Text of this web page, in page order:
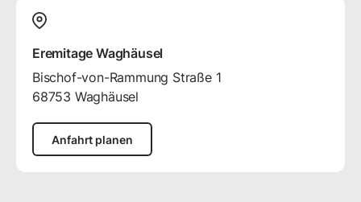
Eremitage Waghäusel
Bischof-von-Rammung Straße 1
68753 Waghäusel
Anfahrt planen